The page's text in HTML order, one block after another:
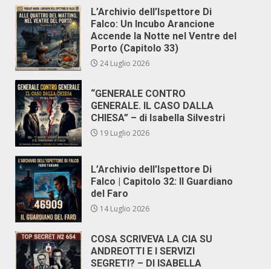
L’Archivio dell’Ispettore Di
Falco: Un Incubo Arancione
Accende la Notte nel Ventre del
Porto (Capitolo 33)
24 Luglio 2026
“GENERALE CONTRO
GENERALE. IL CASO DALLA
CHIESA” – di Isabella Silvestri
19 Luglio 2026
L’Archivio dell’Ispettore Di
Falco | Capitolo 32: Il Guardiano
del Faro
14 Luglio 2026
COSA SCRIVEVA LA CIA SU
ANDREOTTI E I SERVIZI
SEGRETI? – DI ISABELLA